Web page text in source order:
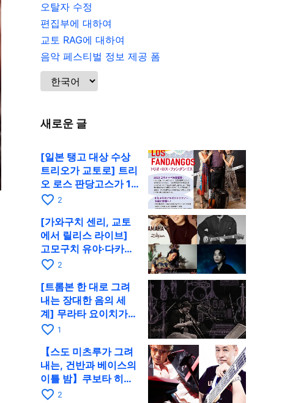
오탈자 수정
편집부에 대하여
교토 RAG에 대하여
음악 페스티벌 정보 제공 폼
새로운 글
[일본 탱고 대상 수상
트리오가 교토로] 트리
오 로스 판당고스가 10
월 9일 RAG에서 공연
favorite_border 2
[가와구치 센리, 교토
에서 릴리스 라이브]
고모구치 유야·다카하
시 요시키·도모다 준과
favorite_border 2
[트롬본 한 대로 그려
내는 장대한 음의 세
계] 무라타 요이치가
CD 발매 기념 투어로
favorite_border 1
【스도 미츠루가 그려
내는, 건반과 베이스의
이틀 밤】쿠보타 히로
시, 후지이 소라, 하나
favorite_border 2